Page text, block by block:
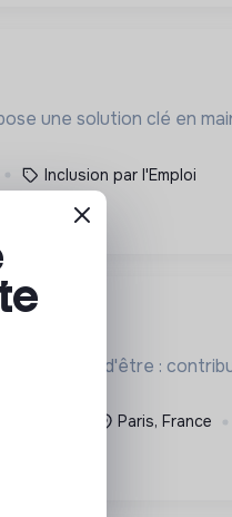
une solution clé en
Inclusion par l'Emploi
Paris, France